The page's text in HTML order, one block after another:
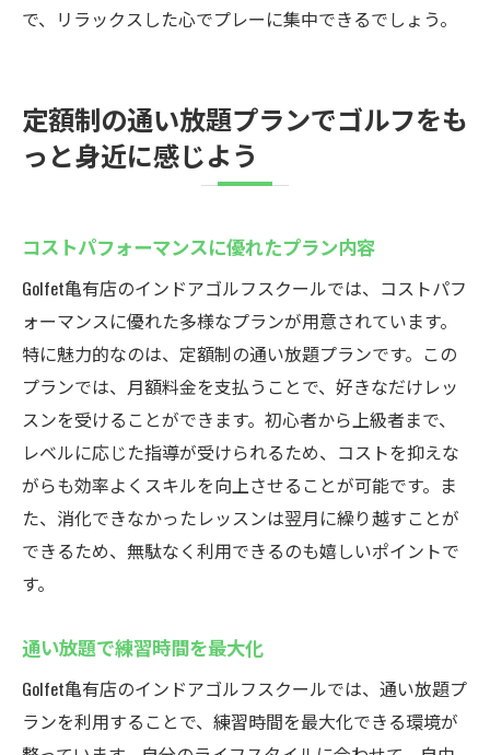
で、リラックスした心でプレーに集中できるでしょう。
定額制の通い放題プランでゴルフをも
っと身近に感じよう
コストパフォーマンスに優れたプラン内容
Golfet亀有店のインドアゴルフスクールでは、コストパフ
ォーマンスに優れた多様なプランが用意されています。
特に魅力的なのは、定額制の通い放題プランです。この
プランでは、月額料金を支払うことで、好きなだけレッ
スンを受けることができます。初心者から上級者まで、
レベルに応じた指導が受けられるため、コストを抑えな
がらも効率よくスキルを向上させることが可能です。ま
た、消化できなかったレッスンは翌月に繰り越すことが
できるため、無駄なく利用できるのも嬉しいポイントで
す。
通い放題で練習時間を最大化
Golfet亀有店のインドアゴルフスクールでは、通い放題プ
ランを利用することで、練習時間を最大化できる環境が